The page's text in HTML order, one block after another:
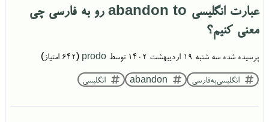
عبارت انگلیسی abandon to رو به فارسی چی
معنی کنیم؟
پرسیده شده سه شنبه ۱۹ اردیبهشت ۱۴۰۲ توسط prodo
(
642 امتیاز)
انگلیسی‌به‌فارسی abandon انگلیسی